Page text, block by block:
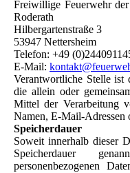
Freiwillige Feuerwehr
Roderath
Hilbergartenstraße 3
53947 Nettersheim
Telefon: +49
E-Mail:
Verantwortliche Stelle ist
die allein oder
Mittel der Verarbeitung
Namen, E-Mail-Adressen
Speicherdauer
Soweit innerhalb dieser
Speicherdauer
personenbezogenen